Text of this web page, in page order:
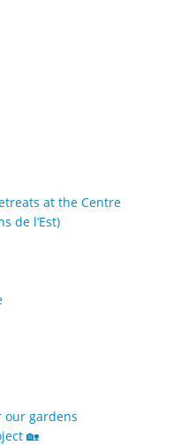
at the Centre
de l’Est)
our gardens
🏡